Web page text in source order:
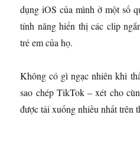
dụng iOS của mình ở một số
tính năng hiển thị các clip
trẻ em của họ.
Không có gì ngạc nhiên khi
sao chép TikTok – xét cho
được tải xuống nhiều nhất trên